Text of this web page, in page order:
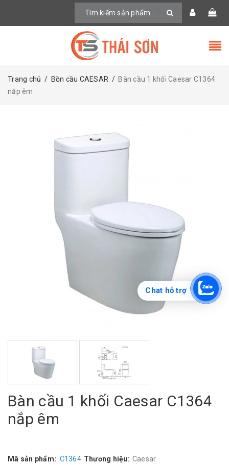
Trang chủ / Bồn cầu CAESAR / Bàn cầu 1 khối Caesar C1364
nắp êm
Bàn cầu 1 khối Caesar C1364
nắp êm
Mã sản phẩm: C1364 Thương hiệu: Caesar
Chat hỗ trợ